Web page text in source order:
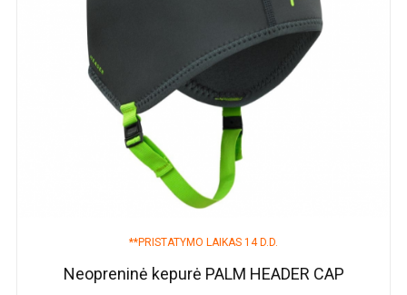
**PRISTATYMO LAIKAS 14 D.D.
Neopreninė kepurė PALM HEADER CAP